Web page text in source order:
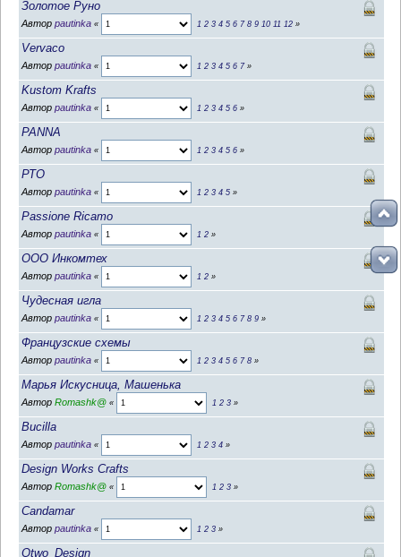
Золотое Руно
Автор pautinka « 1 2 3 4 5 6 7 8 9 10 11 12»
Vervaco
Автор pautinka « 1 2 3 4 5 6 7»
Kustom Krafts
Автор pautinka « 1 2 3 4 5 6»
PANNA
Автор pautinka « 1 2 3 4 5 6»
РТО
Автор pautinka « 1 2 3 4 5»
Passione Ricamo
Автор pautinka « 1 2»
ООО Инкомтех
Автор pautinka « 1 2»
Чудесная игла
Автор pautinka « 1 2 3 4 5 6 7 8 9»
Французские схемы
Автор pautinka « 1 2 3 4 5 6 7 8»
Марья Искусница, Машенька
Автор Romashk@ « 1 2 3»
Bucilla
Автор pautinka « 1 2 3 4»
Design Works Crafts
Автор Romashk@ « 1 2 3»
Candamar
Автор pautinka « 1 2 3»
Otwo_Design